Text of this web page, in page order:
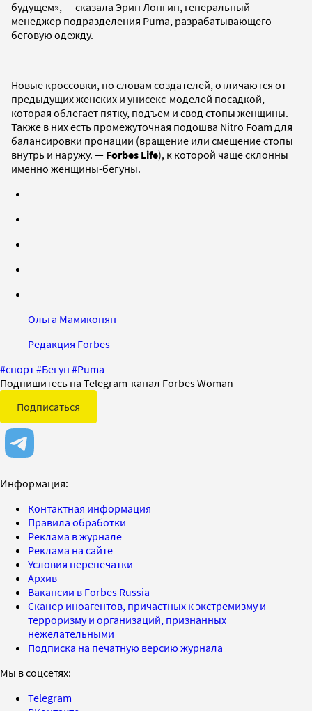
будущем», — сказала Эрин Лонгин, генеральный
менеджер подразделения Puma, разрабатывающего
беговую одежду.
Новые кроссовки, по словам создателей, отличаются от
предыдущих женских и унисекс-моделей посадкой,
которая облегает пятку, подъем и свод стопы женщины.
Также в них есть промежуточная подошва Nitro Foam для
балансировки пронации (вращение или смещение стопы
внутрь и наружу. — Forbes Life), к которой чаще склонны
именно женщины-бегуны.
Ольга Мамиконян
Редакция Forbes
#спорт#Бегун #Puma
Подпишитесь на Telegram-канал Forbes Woman
Подписаться
Информация:
Контактная информация
Правила обработки
Реклама в журнале
Реклама на сайте
Условия перепечатки
Архив
Вакансии в Forbes Russia
Сканер иноагентов, причастных к экстремизму и
терроризму и организаций, признанных
нежелательными
Подписка на печатную версию журнала
Мы в соцсетях:
Telegram